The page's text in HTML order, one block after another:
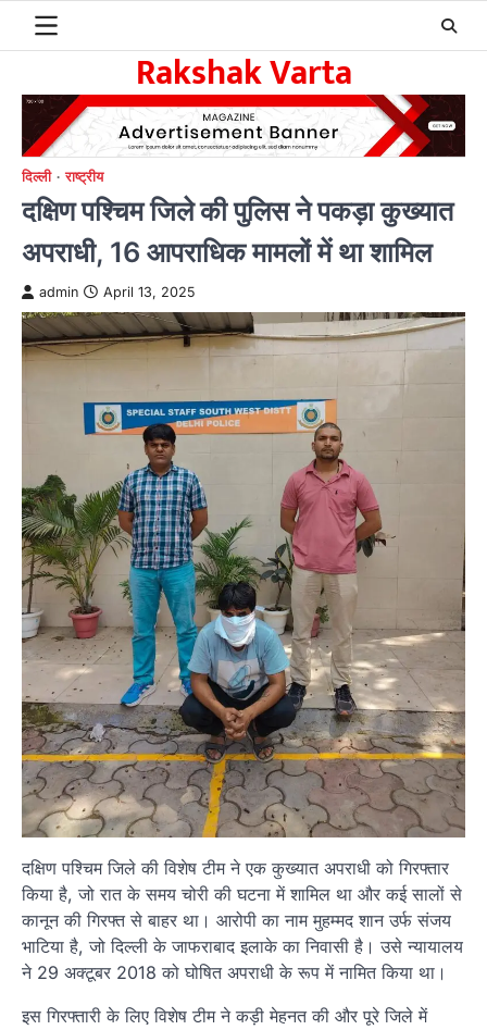
Rakshak Varta
दिल्ली राष्ट्रीय
दक्षिण पश्चिम जिले की पुलिस ने पकड़ा कुख्यात
अपराधी, 16 आपराधिक मामलों में था शामिल
admin April 13, 2025
दक्षिण पश्चिम जिले की विशेष टीम ने एक कुख्यात अपराधी को गिरफ्तार
किया है, जो रात के समय चोरी की घटना में शामिल था और कई सालों से
कानून की गिरफ्त से बाहर था। आरोपी का नाम मुहम्मद शान उर्फ संजय
भाटिया है, जो दिल्ली के जाफराबाद इलाके का निवासी है। उसे न्यायालय
ने 29 अक्टूबर 2018 को घोषित अपराधी के रूप में नामित किया था।
इस गिरफ्तारी के लिए विशेष टीम ने कड़ी मेहनत की और पूरे जिले में